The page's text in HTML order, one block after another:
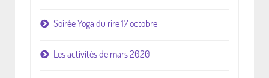
Soirée Yoga du rire 17 octobre
Les activités de mars 2020